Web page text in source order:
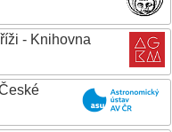
- Knihovna